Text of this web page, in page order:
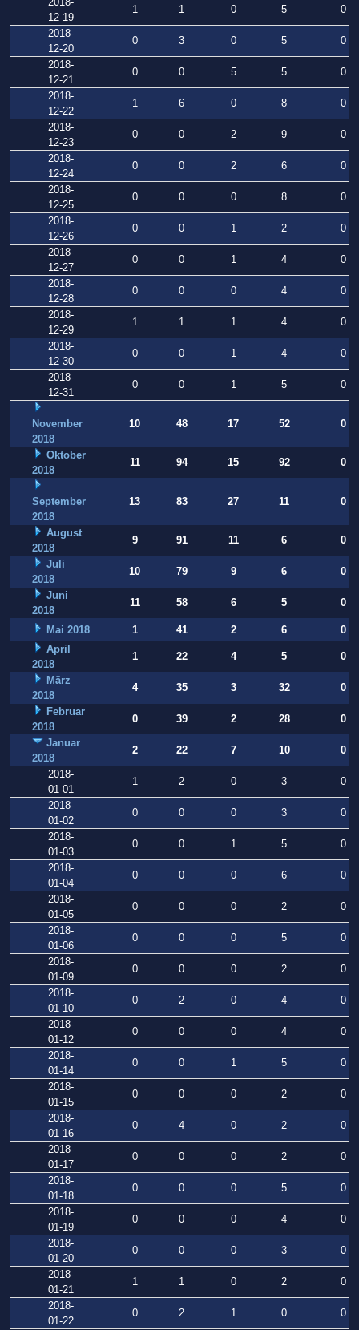
12-19
1 1 0 5
0
2018-
12-20
0 3 0 5
0
2018-
12-21
0 0 5 5
0
2018-
12-22
1 6 0 8
0
2018-
12-23
0 0 2 9
0
2018-
12-24
0 0 2 6
0
2018-
12-25
0 0 0 8
0
2018-
12-26
0 0 1 2
0
2018-
12-27
0 0 1 4
0
2018-
12-28
0 0 0 4
0
2018-
12-29
1 1 1 4
0
2018-
12-30
0 0 1 4
0
2018-
12-31
0 0 1 5 0
November
2018
10 48 17 52 0
Oktober
2018
11 94 15 92 0
September
2018
13 83 27 11 0
August
2018
9 91 11 6
0
Juli
2018
10 79 9 6
0
Juni
2018
11 58 6 5 0
Mai 2018 1 41 2 6
0
April
2018
1 22 4 5
0
März
2018
4 35 3 32
0
Februar
2018
0 39 2 28
0
Januar
2018
2 22 7 10
0
2018-
01-01
1 2 0 3
0
2018-
01-02
0 0 0 3
0
2018-
01-03
0 0 1 5
0
2018-
01-04
0 0 0 6
0
2018-
01-05
0 0 0 2
0
2018-
01-06
0 0 0 5
0
2018-
01-09
0 0 0 2
0
2018-
01-10
0 2 0 4
0
2018-
01-12
0 0 0 4
0
2018-
01-14
0 0 1 5
0
2018-
01-15
0 0 0 2
0
2018-
01-16
0 4 0 2
0
2018-
01-17
0 0 0 2
0
2018-
01-18
0 0 0 5
0
2018-
01-19
0 0 0 4
0
2018-
01-20
0 0 0 3
0
2018-
01-21
1 1 0 2
0
2018-
01-22
0 2 1 0
0